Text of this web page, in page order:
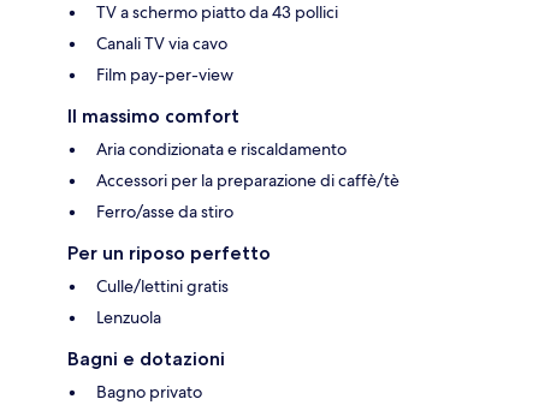
TV a schermo piatto da 43 pollici
Canali TV via cavo
Film pay-per-view
Il massimo comfort
Aria condizionata e riscaldamento
Accessori per la preparazione di caffè/tè
Ferro/asse da stiro
Per un riposo perfetto
Culle/lettini gratis
Lenzuola
Bagni e dotazioni
Bagno privato